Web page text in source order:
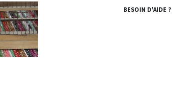
BESOIN D'AIDE ?